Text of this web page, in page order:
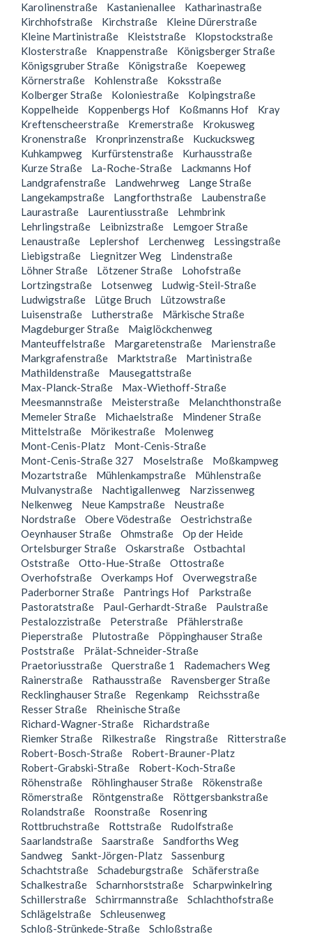
Karolinenstraße
Kastanienallee
Katharinastraße
Kirchhofstraße
Kirchstraße
Kleine Dürerstraße
Kleine Martinistraße
Kleiststraße
Klopstockstraße
Klosterstraße
Knappenstraße
Königsberger Straße
Königsgruber Straße
Königstraße
Koepeweg
Körnerstraße
Kohlenstraße
Koksstraße
Kolberger Straße
Koloniestraße
Kolpingstraße
Koppelheide
Koppenbergs Hof Koßmanns Hof
Kray
Kreftenscheerstraße
Kremerstraße
Krokusweg
Kronenstraße
Kronprinzenstraße
Kuckucksweg
Kuhkampweg
Kurfürstenstraße
Kurhausstraße
Kurze Straße
La-Roche-Straße
Lackmanns Hof
Landgrafenstraße
Landwehrweg
Lange Straße
Langekampstraße
Langforthstraße
Laubenstraße
Laurastraße
Laurentiusstraße
Lehmbrink
Lehrlingstraße
Leibnizstraße
Lemgoer Straße
Lenaustraße
Leplershof Lerchenweg
Lessingstraße
Liebigstraße
Liegnitzer Weg
Lindenstraße
Löhner Straße
Lötzener Straße
Lohofstraße
Lortzingstraße
Lotsenweg
Ludwig-Steil-Straße
Ludwigstraße
Lütge Bruch
Lützowstraße
Luisenstraße
Lutherstraße
Märkische Straße
Magdeburger Straße
Maiglöckchenweg
Manteuffelstraße
Margaretenstraße
Marienstraße
Markgrafenstraße
Marktstraße
Martinistraße
Mathildenstraße
Mausegattstraße
Max-Planck-Straße
Max-Wiethoff-Straße
Meesmannstraße
Meisterstraße
Melanchthonstraße
Memeler Straße
Michaelstraße
Mindener Straße
Mittelstraße
Mörikestraße
Molenweg
Mont-Cenis-Platz
Mont-Cenis-Straße
Mont-Cenis-Straße 327
Moselstraße
Moßkampweg
Mozartstraße
Mühlenkampstraße
Mühlenstraße
Mulvanystraße
Nachtigallenweg
Narzissenweg
Nelkenweg
Neue Kampstraße
Neustraße
Nordstraße
Obere Vödestraße
Oestrichstraße
Oeynhauser Straße
Ohmstraße
Op der Heide
Ortelsburger Straße
Oskarstraße
Ostbachtal
Oststraße
Otto-Hue-Straße
Ottostraße
Overhofstraße
Overkamps Hof
Overwegstraße
Paderborner Straße
Pantrings Hof
Parkstraße
Pastoratstraße
Paul-Gerhardt-Straße
Paulstraße
Pestalozzistraße
Peterstraße
Pfählerstraße
Pieperstraße
Plutostraße
Pöppinghauser Straße
Poststraße
Prälat-Schneider-Straße
Praetoriusstraße
Querstraße 1
Rademachers Weg
Rainerstraße
Rathausstraße
Ravensberger Straße
Recklinghauser Straße
Regenkamp
Reichsstraße
Resser Straße
Rheinische Straße
Richard-Wagner-Straße
Richardstraße
Riemker Straße
Rilkestraße Ringstraße
Ritterstraße
Robert-Bosch-Straße
Robert-Brauner-Platz
Robert-Grabski-Straße
Robert-Koch-Straße
Röhenstraße
Röhlinghauser Straße
Rökenstraße
Römerstraße
Röntgenstraße
Röttgersbankstraße
Rolandstraße
Roonstraße
Rosenring
Rottbruchstraße
Rottstraße
Rudolfstraße
Saarlandstraße
Saarstraße
Sandforths Weg
Sandweg
Sankt-Jörgen-Platz
Sassenburg
Schachtstraße
Schadeburgstraße
Schäferstraße
Schalkestraße
Scharnhorststraße
Scharpwinkelring
Schillerstraße
Schirrmannstraße
Schlachthofstraße
Schlägelstraße
Schleusenweg
Schloß-Strünkede-Straße
Schloßstraße